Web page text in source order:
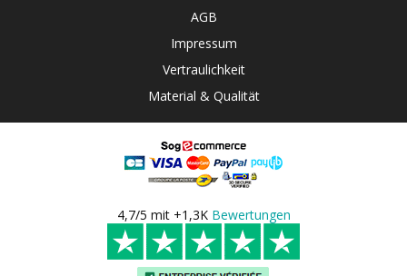
AGB
Impressum
Vertraulichkeit
Material & Qualität
4,7/5 mit +1,3K Bewertungen